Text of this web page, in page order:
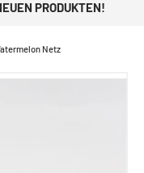
PRODUKTEN!
Netz